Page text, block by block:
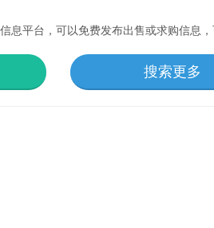
息平台，可以免费发布出售或求购信息
搜索更多